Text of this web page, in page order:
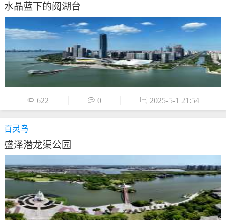
水晶蓝下的阅湖台
 622  0  2025-5-1 21:54
百灵鸟
盛泽潜龙渠公园